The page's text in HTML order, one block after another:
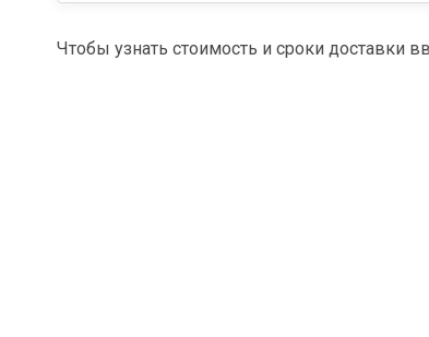
Чтобы узнать стоимость и сроки доставки